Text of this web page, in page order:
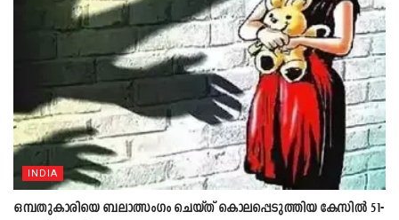
INDIA
ഒമ്പതുകാരിയെ ബലാത്സംഗം ചെയ്ത് കൊലപ്പെടുത്തിയ കേസിൽ 51-